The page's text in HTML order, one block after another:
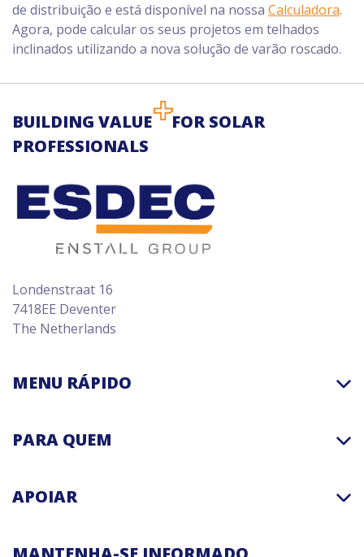
de distribuição e está disponível na nossa Calculadora.
Agora, pode calcular os seus projetos em telhados
inclinados utilizando a nova solução de varão roscado.
BUILDING VALUE
FOR SOLAR
PROFESSIONALS
Londenstraat 16
7418EE Deventer
The Netherlands
MENU RÁPIDO
PARA QUEM
APOIAR